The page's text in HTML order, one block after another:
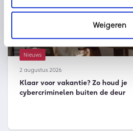
Weigeren
Nieuws
2 augustus 2026
Klaar voor vakantie? Zo houd je
cybercriminelen buiten de deur